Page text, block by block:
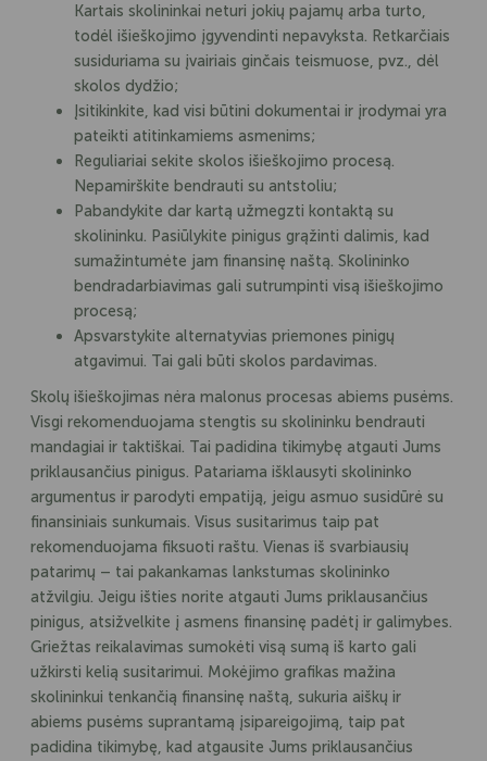
Kartais skolininkai neturi jokių pajamų arba turto,
todėl išieškojimo įgyvendinti nepavyksta. Retkarčiais
susiduriama su įvairiais ginčais teismuose, pvz., dėl
skolos dydžio;
Įsitikinkite, kad visi būtini dokumentai ir įrodymai yra
pateikti atitinkamiems asmenims;
Reguliariai sekite skolos išieškojimo procesą.
Nepamirškite bendrauti su antstoliu;
Pabandykite dar kartą užmegzti kontaktą su
skolininku. Pasiūlykite pinigus grąžinti dalimis, kad
sumažintumėte jam finansinę naštą. Skolininko
bendradarbiavimas gali sutrumpinti visą išieškojimo
procesą;
Apsvarstykite alternatyvias priemones pinigų
atgavimui. Tai gali būti skolos pardavimas.
Skolų išieškojimas nėra malonus procesas abiems pusėms.
Visgi rekomenduojama stengtis su skolininku bendrauti
mandagiai ir taktiškai. Tai padidina tikimybę atgauti Jums
priklausančius pinigus. Patariama išklausyti skolininko
argumentus ir parodyti empatiją, jeigu asmuo susidūrė su
finansiniais sunkumais. Visus susitarimus taip pat
rekomenduojama fiksuoti raštu. Vienas iš svarbiausių
patarimų – tai pakankamas lankstumas skolininko
atžvilgiu. Jeigu išties norite atgauti Jums priklausančius
pinigus, atsižvelkite į asmens finansinę padėtį ir galimybes.
Griežtas reikalavimas sumokėti visą sumą iš karto gali
užkirsti kelią susitarimui. Mokėjimo grafikas mažina
skolininkui tenkančią finansinę naštą, sukuria aiškų ir
abiems pusėms suprantamą įsipareigojimą, taip pat
padidina tikimybę, kad atgausite Jums priklausančius